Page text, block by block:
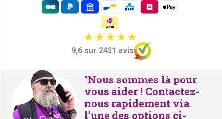
9,6 sur 2431 avis
"Nous sommes là pour
vous aider ! Contactez-
nous rapidement via
l’une des options ci-